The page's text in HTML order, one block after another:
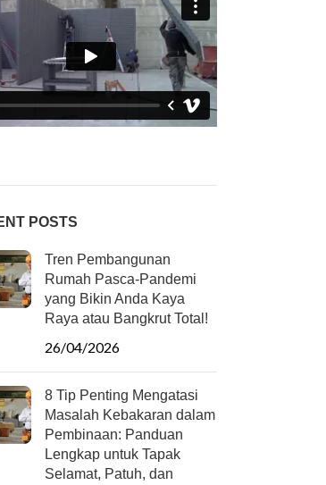
POSTS
Tren Pembangunan
Rumah Pasca-Pandemi
yang Bikin Anda Kaya
Raya atau Bangkrut Total!
26/04/2026
8 Tip Penting Mengatasi
Masalah Kebakaran dalam
Pembinaan: Panduan
Lengkap untuk Tapak
Selamat, Patuh, dan